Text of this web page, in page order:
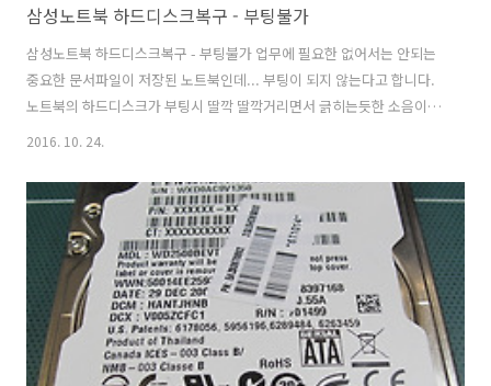
삼성노트북 하드디스크복구 - 부팅불가
삼성노트북 하드디스크복구 - 부팅불가 업무에 필요한 없어서는 안되는
중요한 문서파일이 저장된 노트북인데... 부팅이 되지 않는다고 합니다.
노트북의 하드디스크가 부팅시 딸깍 딸깍거리면서 긁히는듯한 소음이
들린다고 하는데... 노트북 하드디스크복구가 가능할까요? 입고내역 입
상: 노트북 부팅불가 상태/ 하드디스크에서 소음이 들림 중요데이터: 업
무자료 손상증상 및 점검내역 노트북 부팅불가로 접수된 삼성노트북은
전원을 키면 하드디스크에서 딸각 딸각 소음이 나면서 노트북이 켜지지
않고 있습니다. 점검결과 하드디스크 내부 헤드의 불량으로 확인되었으
며 헤드의 불량으로 플래터손상도 함께 발생된 상태입니다. 복구작업 및
결과 노트북에서 내장 하..
2016. 10. 24.